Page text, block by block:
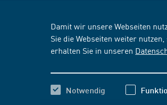
Damit wir unsere Webseiten
Sie die Webseiten weiter
erhalten Sie in unseren
Notwendig